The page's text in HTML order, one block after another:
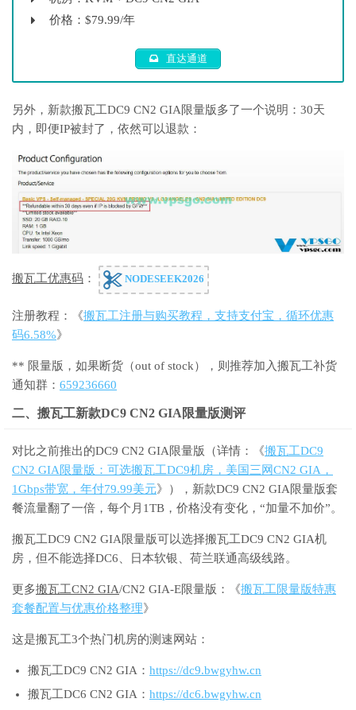
价格：$79.99/年
直达通道
另外，新款搬瓦工DC9 CN2 GIA限量版多了一个说明：30天
内，即便IP被封了，依然可以退款：
搬瓦工优惠码 ： NODESEEK2026
注册教程：《搬瓦工注册与购买教程，支持支付宝，循环优惠
码6.58%》
** 限量版，如果断货（out of stock），则推荐加入搬瓦工补货
通知群： 659236660
二、搬瓦工新款DC9 CN2 GIA限量版测评
对比之前推出的DC9 CN2 GIA限量版（详情：《搬瓦工DC9
CN2 GIA限量版：可选搬瓦工DC9机房，美国三网CN2 GIA，
1Gbps带宽，年付79.99美元》），新款DC9 CN2 GIA限量版套
餐流量翻了一倍，每个月1TB，价格没有变化，“加量不加价”。
搬瓦工DC9 CN2 GIA限量版可以选择搬瓦工DC9 CN2 GIA机
房，但不能选择DC6、日本软银、荷兰联通高级线路。
更多搬瓦工CN2 GIA/CN2 GIA-E限量版：《搬瓦工限量版特惠
套餐配置与优惠价格整理》
这是搬瓦工3个热门机房的测速网站：
搬瓦工DC9 CN2 GIA： https://dc9.bwgyhw.cn
搬瓦工DC6 CN2 GIA： https://dc6.bwgyhw.cn